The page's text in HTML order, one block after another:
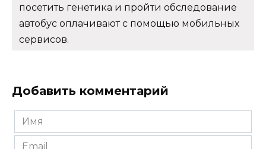
посетить генетика и пройти обследование
автобус оплачивают с помощью мобильных
сервисов.
Добавить комментарий
Имя
*
Email